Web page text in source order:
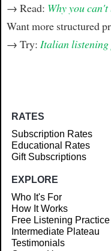
→ Read: Why you
Want more structured
→ Try: Italian
RATES
Subscription Rates
Educational Rates
Gift Subscriptions
EXPLORE
Who It's For
How It Works
Free Listening Practice
Intermediate Plateau
Testimonials